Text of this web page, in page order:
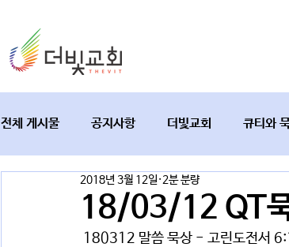
전체 게시물 공지사항 더빛교회 큐티와
교육과 테필린 토요가정예배
18/03/12 QT
2018년 3월 12일 2분 분량
180312 말씀 묵상 - 고린도전서